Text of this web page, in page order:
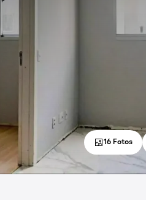
16 Fotos